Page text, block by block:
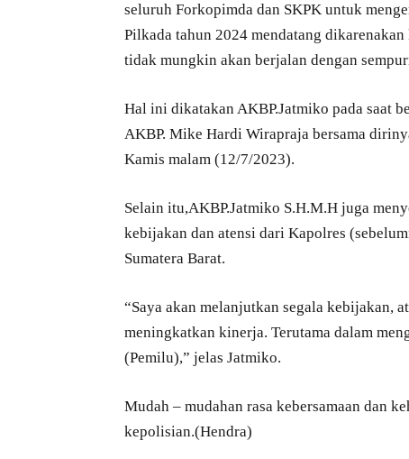
seluruh Forkopimda dan SKPK untuk
Pilkada tahun 2024 mendatang
tidak mungkin akan berjalan dengan
Hal ini dikatakan AKBP.Jatmiko pada saat
AKBP. Mike Hardi Wirapraja bersama
Kamis malam (12/7/2023).
Selain itu,AKBP.Jatmiko S.H.M.H juga
kebijakan dan atensi dari Kapolres
Sumatera Barat.
“Saya akan melanjutkan segala kebijakan,
meningkatkan kinerja. Terutama dalam
(Pemilu),” jelas Jatmiko.
Mudah – mudahan rasa kebersamaan dan
kepolisian.(Hendra)